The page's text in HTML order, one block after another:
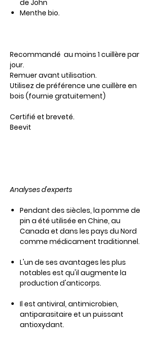
de John
Menthe bio.
Recommandé au moins 1 cuillère par
jour.
Remuer avant utilisation.
Utilisez de préférence une cuillère en
bois (fournie gratuitement)
Certifié et breveté.
Beevit
Analyses d'experts
Pendant des siècles, la pomme de
pin a été utilisée en Chine, au
Canada et dans les pays du Nord
comme médicament traditionnel.
L'un de ses avantages les plus
notables est qu'il augmente la
production d'anticorps.
Il est antiviral, antimicrobien,
antiparasitaire et un puissant
antioxydant.